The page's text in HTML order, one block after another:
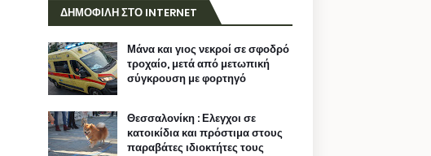
ΔΗΜΟΦΙΛΗ ΣΤΟ INTERNET
Μάνα και γιος νεκροί σε σφοδρό
τροχαίο, μετά από μετωπική
σύγκρουση με φορτηγό
Θεσσαλονίκη : Ελεγχοι σε
κατοικίδια και πρόστιμα στους
παραβάτες ιδιοκτήτες τους